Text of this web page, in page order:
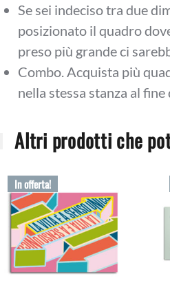
Se sei indeciso tra due
posizionato il quadro
preso più grande ci
Combo. Acquista più
nella stessa stanza al
Altri prodotti che
In offerta!